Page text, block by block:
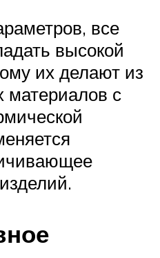
все
высокой
их делают из
материалов с